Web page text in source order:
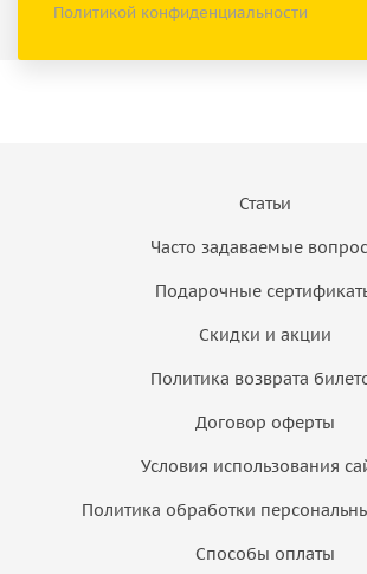
Политикой конфиденциальности
Статьи
Часто задаваемые
Подарочные
Скидки и акции
Политика возврата
Договор оферты
Условия использования
Политика обработки
Способы оплаты